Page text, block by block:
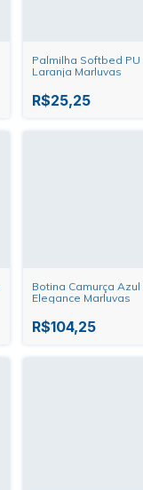
Palmilha Softbed PU
Laranja Marluvas
R$25,25
Botina Camurça Azul
Elegance Marluvas
R$104,25